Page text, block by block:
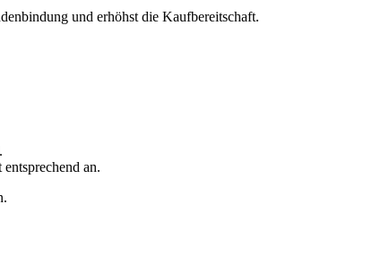
und erhöhst die Kaufbereitschaft.
an.